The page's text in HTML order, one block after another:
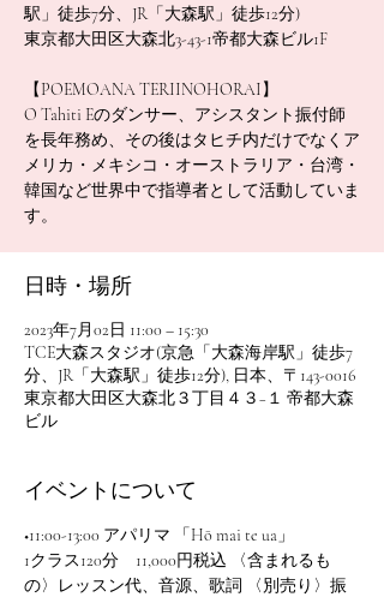
駅」徒歩7分、JR「大森駅」徒歩12分)
東京都大田区大森北3-43-1帝都大森ビル1F
【POEMOANA TERIINOHORAI】
O Tahiti Eのダンサー、アシスタント振付師
を長年務め、その後はタヒチ内だけでなくア
メリカ・メキシコ・オーストラリア・台湾・
韓国など世界中で指導者として活動していま
す。
日時・場所
2023年7月02日 11:00 – 15:30
TCE大森スタジオ(京急「大森海岸駅」徒歩7
分、JR「大森駅」徒歩12分), 日本、〒143-0016
東京都大田区大森北３丁目４３−１ 帝都大森
ビル
イベントについて
◆11:00-13:00 アパリマ 「Hō mai te ua」
1クラス120分　11,000円税込 〈含まれるも
の〉レッスン代、音源、歌詞 〈別売り〉振